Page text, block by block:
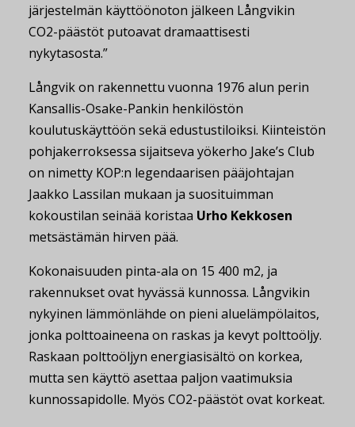
järjestelmän käyttöönoton jälkeen Långvikin
CO2-päästöt putoavat dramaattisesti
nykytasosta.”
Långvik on rakennettu vuonna 1976 alun perin
Kansallis-Osake-Pankin henkilöstön
koulutuskäyttöön sekä edustustiloiksi. Kiinteistön
pohjakerroksessa sijaitseva yökerho Jake’s Club
on nimetty KOP:n legendaarisen pääjohtajan
Jaakko Lassilan mukaan ja suosituimman
kokoustilan seinää koristaa Urho Kekkosen
metsästämän hirven pää.
Kokonaisuuden pinta-ala on 15 400 m2, ja
rakennukset ovat hyvässä kunnossa. Långvikin
nykyinen lämmönlähde on pieni aluelämpölaitos,
jonka polttoaineena on raskas ja kevyt polttoöljy.
Raskaan polttoöljyn energiasisältö on korkea,
mutta sen käyttö asettaa paljon vaatimuksia
kunnossapidolle. Myös CO2-päästöt ovat korkeat.